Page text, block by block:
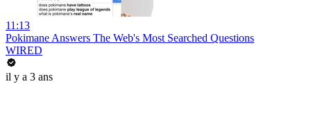
11:13
Pokimane Answers The Web's Most Searched Questions
WIRED
il y a 3 ans